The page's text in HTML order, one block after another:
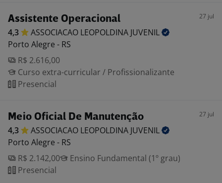
Assistente Operacional 27 jul
4,3 ASSOCIACAO LEOPOLDINA JUVENIL
Porto Alegre - RS
R$ 2.616,00
Curso extra-curricular / Profissionalizante
Presencial
Meio Oficial De Manutenção 27 jul
4,3 ASSOCIACAO LEOPOLDINA JUVENIL
Porto Alegre - RS
R$ 2.142,00
Ensino Fundamental (1º grau)
Presencial